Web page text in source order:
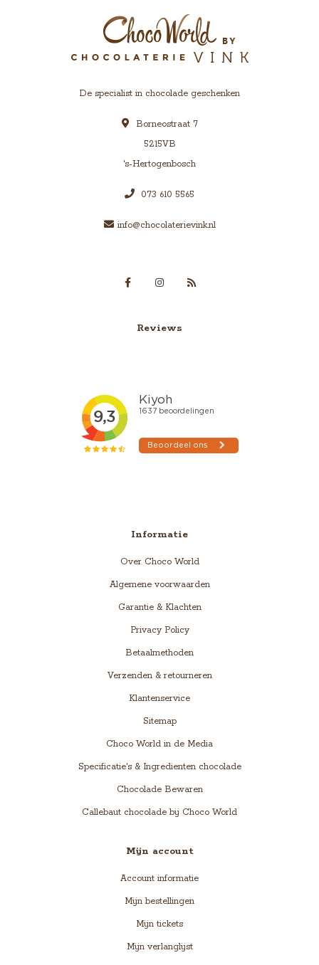
De specialist in chocolade geschenken
Borneostraat 7
5215VB
's-Hertogenbosch
073 610 5565
info@chocolaterievink.nl
Reviews
Informatie
Over Choco World
Algemene voorwaarden
Garantie & Klachten
Privacy Policy
Betaalmethoden
Verzenden & retourneren
Klantenservice
Sitemap
Choco World in de Media
Specificatie's & Ingredienten chocolade
Chocolade Bewaren
Callebaut chocolade bij Choco World
Mijn account
Account informatie
Mijn bestellingen
Mijn tickets
Mijn verlanglijst